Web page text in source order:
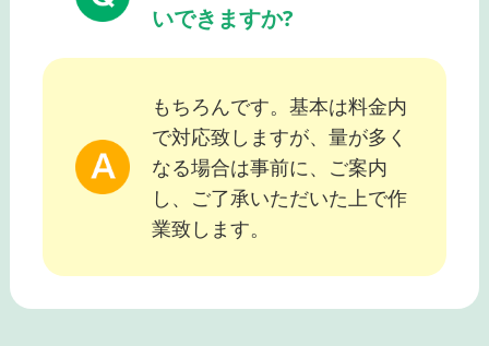
いできますか?
もちろんです。基本は料金内
で対応致しますが、量が多く
なる場合は事前に、ご案内
し、ご了承いただいた上で作
業致します。